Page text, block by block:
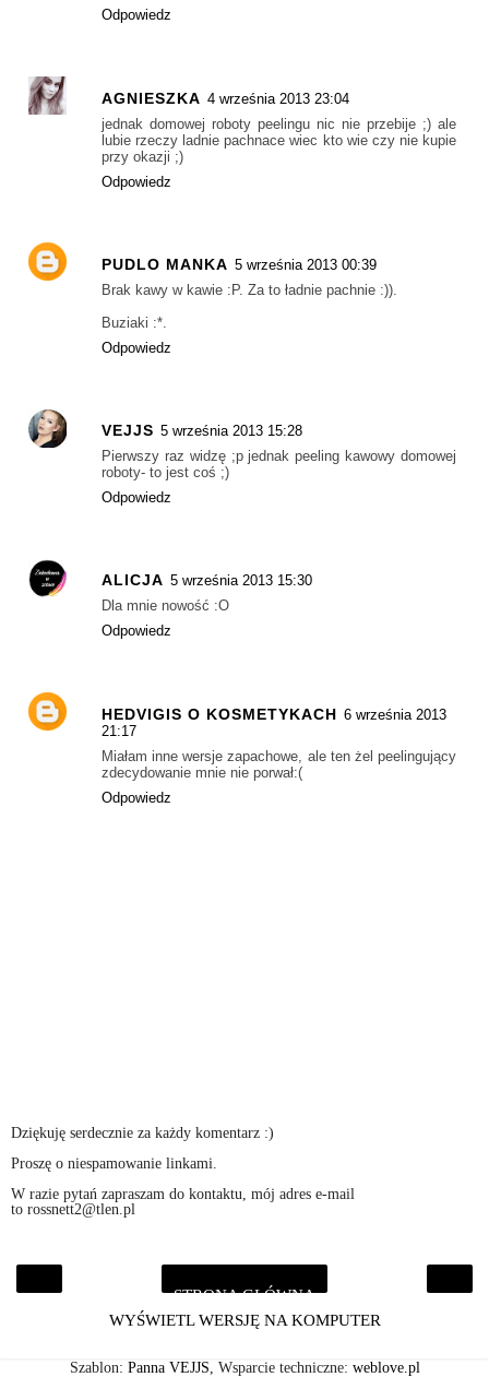
Odpowiedz
AGNIESZKA 4 września 2013 23:04
jednak domowej roboty peelingu nic nie przebije ;) ale
lubie rzeczy ladnie pachnace wiec kto wie czy nie kupie
przy okazji ;)
Odpowiedz
PUDLO MANKA 5 września 2013 00:39
Brak kawy w kawie :P. Za to ładnie pachnie :)).
Buziaki :*.
Odpowiedz
VEJJS 5 września 2013 15:28
Pierwszy raz widzę ;p jednak peeling kawowy domowej
roboty- to jest coś ;)
Odpowiedz
ALICJA 5 września 2013 15:30
Dla mnie nowość :O
Odpowiedz
HEDVIGIS O KOSMETYKACH 6 września 2013
21:17
Miałam inne wersje zapachowe, ale ten żel peelingujący
zdecydowanie mnie nie porwał:(
Odpowiedz
Dziękuję serdecznie za każdy komentarz :)
Proszę o niespamowanie linkami.
W razie pytań zapraszam do kontaktu, mój adres e-mail
to rossnett2@tlen.pl
STRONA GŁÓWNA
WYŚWIETL WERSJĘ NA KOMPUTER
Szablon: Panna VEJJS, Wsparcie techniczne: weblove.pl